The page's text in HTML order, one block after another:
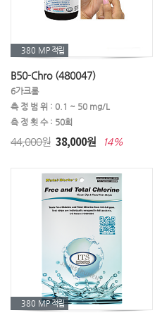
380 MP 적립
B50-Chro (480047)
6가크롬
측 정 범 위 : 0.1 ~ 50 mg/L
측 정 횟 수 : 50회
44,000원 38,000원 14%
380 MP적립